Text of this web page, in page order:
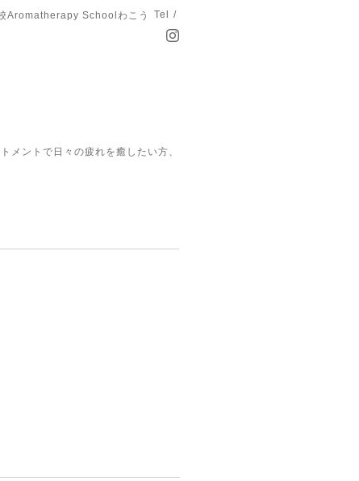
Aromatherapy Schoolわこう Tel /
メントで日々の疲れを癒したい方、